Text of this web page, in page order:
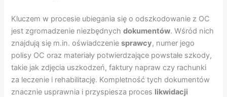
Kluczem w procesie ubiegania się o odszkodowanie z OC
jest zgromadzenie niezbędnychdokumentów. Wśród nich
znajdują się m.in. oświadczeniesprawcy, numer jego
polisy OC oraz materiały potwierdzające powstałe szkody,
takie jak zdjęcia uszkodzeń, faktury napraw czy rachunki
za leczenie i rehabilitację. Kompletność tych dokumentów
znacznie usprawnia i przyspiesza proces likwidacji